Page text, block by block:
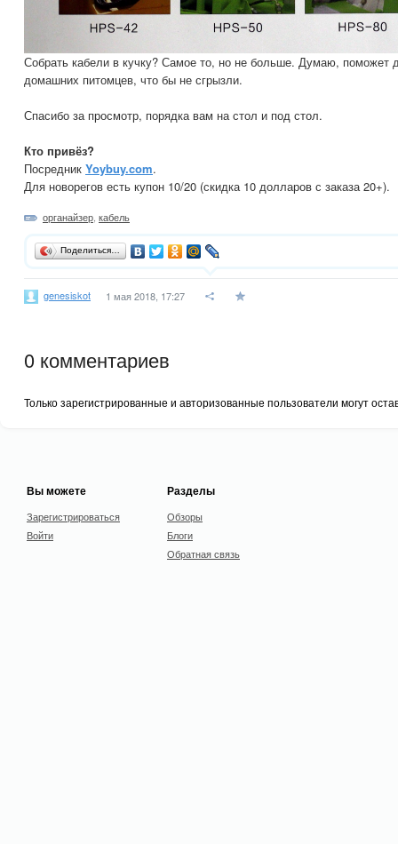
Собрать кабели в кучку? Самое то, но не больше. Думаю, поможет
домашних питомцев, что бы не сгрызли.
Спасибо за просмотр, порядка вам на стол и под стол.
Кто привёз?
Посредник Yoybuy.com.
Для новорегов есть купон 10/20 (скидка 10 долларов с заказа 20+).
органайзер кабель
Поделиться…
genesiskot 1 мая 2018, 17:27
0 комментариев
Только зарегистрированные и авторизованные пользователи могут
Вы можете
Зарегистрироваться
Войти
Разделы
Обзоры
Блоги
Обратная связь